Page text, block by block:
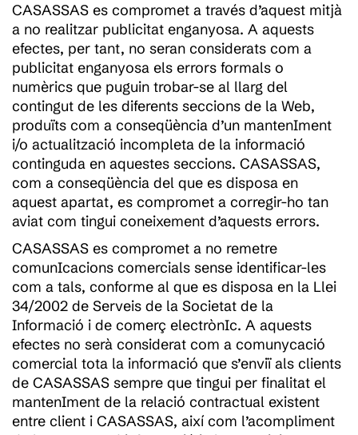
CASASSAS es compromet a través d’aquest mitjà
a no realitzar publicitat enganyosa. A aquests
efectes, per tant, no seran considerats com a
publicitat enganyosa els errors formals o
numèrics que puguin trobar-se al llarg del
contingut de les diferents seccions de la Web,
produïts com a conseqüència d’un mantenIment
i/o actualització incompleta de la informació
continguda en aquestes seccions. CASASSAS,
com a conseqüència del que es disposa en
aquest apartat, es compromet a corregir-ho tan
aviat com tingui coneixement d’aquests errors.
CASASSAS es compromet a no remetre
comunIcacions comercials sense identificar-les
com a tals, conforme al que es disposa en la Llei
34/2002 de Serveis de la Societat de la
Informació i de comerç electrònIc. A aquests
efectes no serà considerat com a comunycació
comercial tota la informació que s’enviï als clients
de CASASSAS sempre que tingui per finalitat el
mantenIment de la relació contractual existent
entre client i CASASSAS, així com l’acompliment